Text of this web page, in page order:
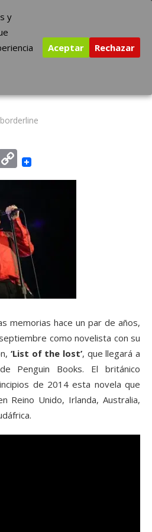
su primera
‘List of
Copy
Link
memorias hace un par de años,
como novelista con su
‘List of the lost’, que llegará a
Penguin Books. El británico
de 2014 esta novela que
Reino Unido, Irlanda, Australia,
y
Aceptar Rechazar